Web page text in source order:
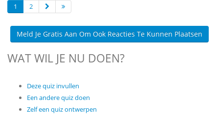
1 2
Meld Je Gratis Aan Om Ook Reacties Te Kunnen Plaatsen
WAT WIL JE NU DOEN?
Deze quiz invullen
Een andere quiz doen
Zelf een quiz ontwerpen